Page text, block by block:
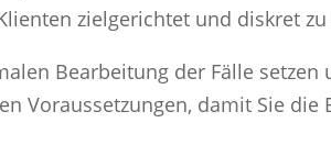
zielgerichtet und diskret
Bearbeitung der Fälle
Voraussetzungen, damit Sie